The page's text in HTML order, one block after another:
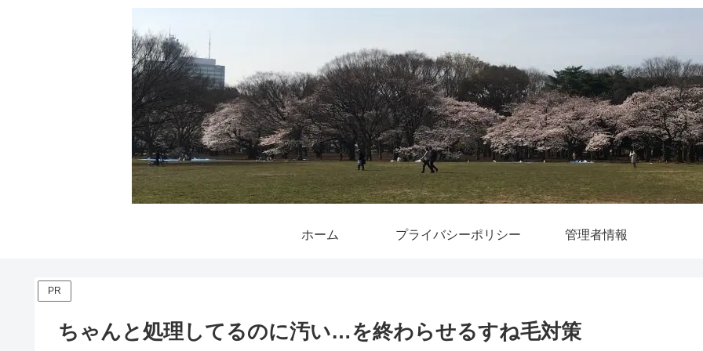
ホーム プライバシーポリシー 管理者情報
PR
ちゃんと処理してるのに汚い…を終わらせるすね毛対策